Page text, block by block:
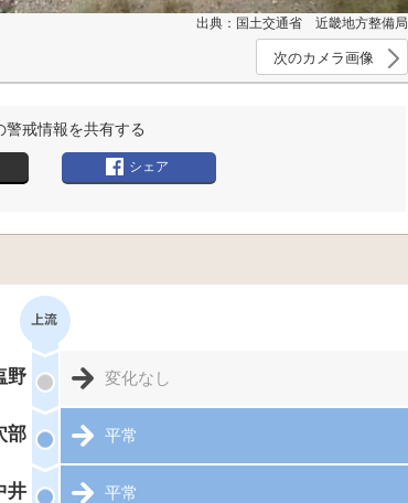
出典：国土交通省 近畿地方整備局
次のカメラ画像
警戒情報を共有する
シェア
野 変化なし
部 平常
井 平常